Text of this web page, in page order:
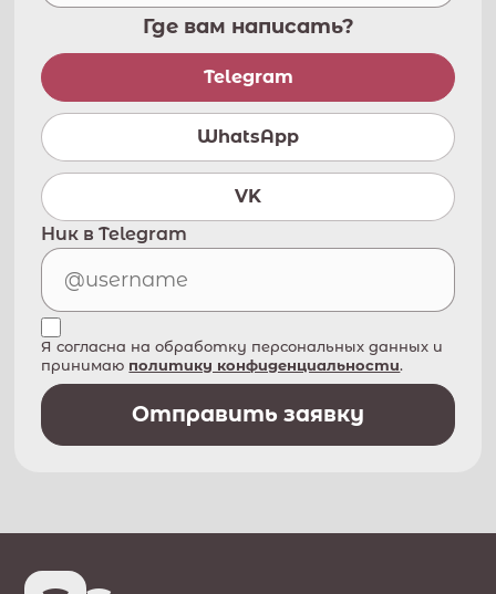
Где вам написать?
Telegram
WhatsApp
VK
Ник в Telegram
Я согласна на обработку персональных данных и
принимаю политику конфиденциальности.
Отправить заявку